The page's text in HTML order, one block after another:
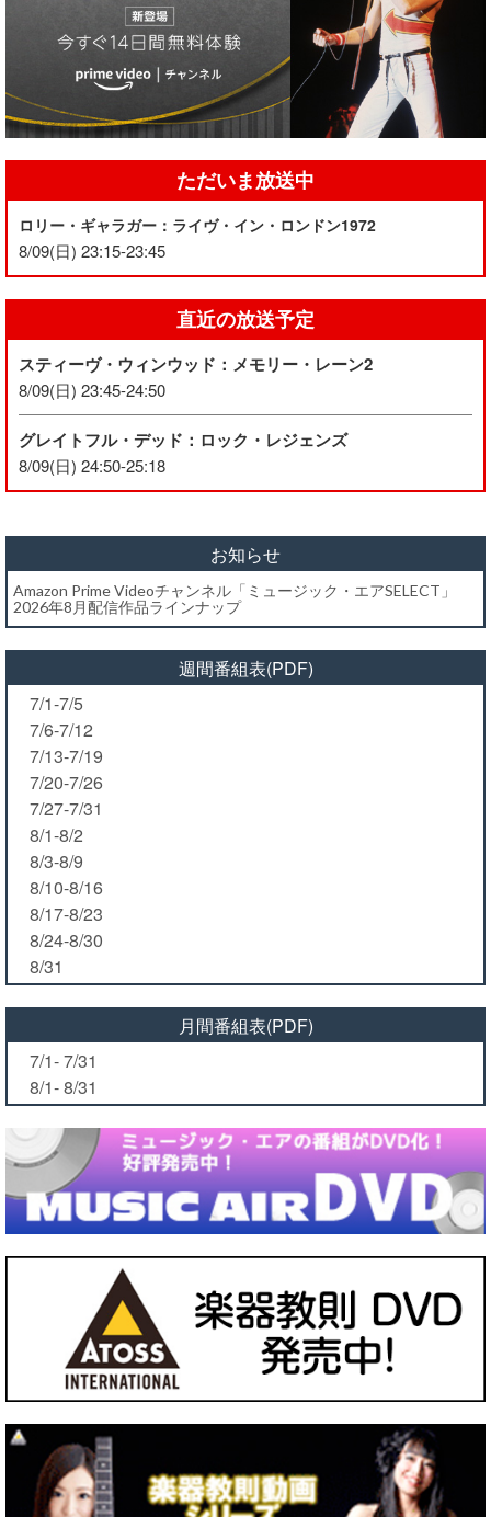
ただいま放送中
ロリー・ギャラガー：ライヴ・イン・ロンドン1972
8/09(日) 23:15-23:45
直近の放送予定
スティーヴ・ウィンウッド：メモリー・レーン2
8/09(日) 23:45-24:50
グレイトフル・デッド：ロック・レジェンズ
8/09(日) 24:50-25:18
お知らせ
Amazon Prime Videoチャンネル「ミュージック・エアSELECT」
2026年8月配信作品ラインナップ
週間番組表(PDF)
7/1-7/5
7/6-7/12
7/13-7/19
7/20-7/26
7/27-7/31
8/1-8/2
8/3-8/9
8/10-8/16
8/17-8/23
8/24-8/30
8/31
月間番組表(PDF)
7/1- 7/31
8/1- 8/31